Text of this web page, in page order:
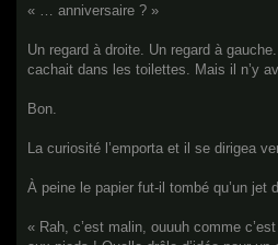
« … anniversaire ? »
Un regard à droite. Un regard à
cachait dans les toilettes. Mais il n’y
Bon.
La curiosité l’emporta et il se dirigea
À peine le papier fut-il tombé qu’un jet
« Rah, c’est malin, ouuuh comme